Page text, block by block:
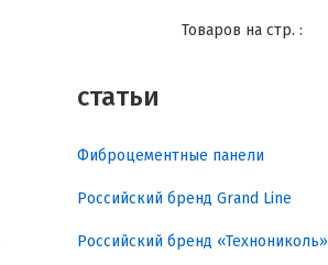
Товаров на стр. :
статьи
Фиброцементные панели
Российский бренд Grand Line
Российский бренд «Технониколь»